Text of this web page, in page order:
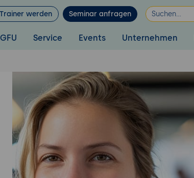
werden Seminar anfragen
Service Events Unternehmen